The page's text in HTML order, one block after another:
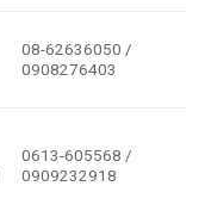
08-62636050 /
0908276403
0613-605568 /
0909232918